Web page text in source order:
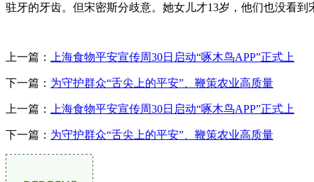
驻牙的牙齿。但宋密斯分歧意。她女儿才13岁，他们也没看
上一篇： 上海食物平安宣传周30日启动“啄木鸟APP”正式上
下一篇： 为守护群众“舌尖上的平安”、鞭策农业高质量
上一篇： 上海食物平安宣传周30日启动“啄木鸟APP”正式上
下一篇： 为守护群众“舌尖上的平安”、鞭策农业高质量